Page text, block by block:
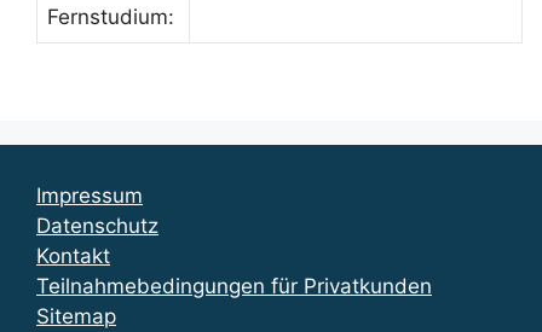
Fernstudium:
Impressum
Datenschutz
Kontakt
Teilnahmebedingungen für Privatkunden
Sitemap